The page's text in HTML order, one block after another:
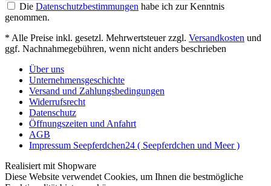
Die Datenschutzbestimmungen habe ich zur Kenntnis
genommen.
* Alle Preise inkl. gesetzl. Mehrwertsteuer zzgl. Versandkosten und
ggf. Nachnahmegebühren, wenn nicht anders beschrieben
Über uns
Unternehmensgeschichte
Versand und Zahlungsbedingungen
Widerrufsrecht
Datenschutz
Öffnungszeiten und Anfahrt
AGB
Impressum Seepferdchen24 ( Seepferdchen und Meer )
Realisiert mit Shopware
Diese Website verwendet Cookies, um Ihnen die bestmögliche